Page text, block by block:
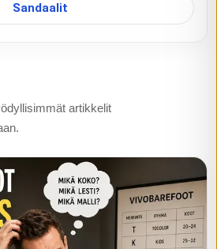
Sandaalit
artikkelit